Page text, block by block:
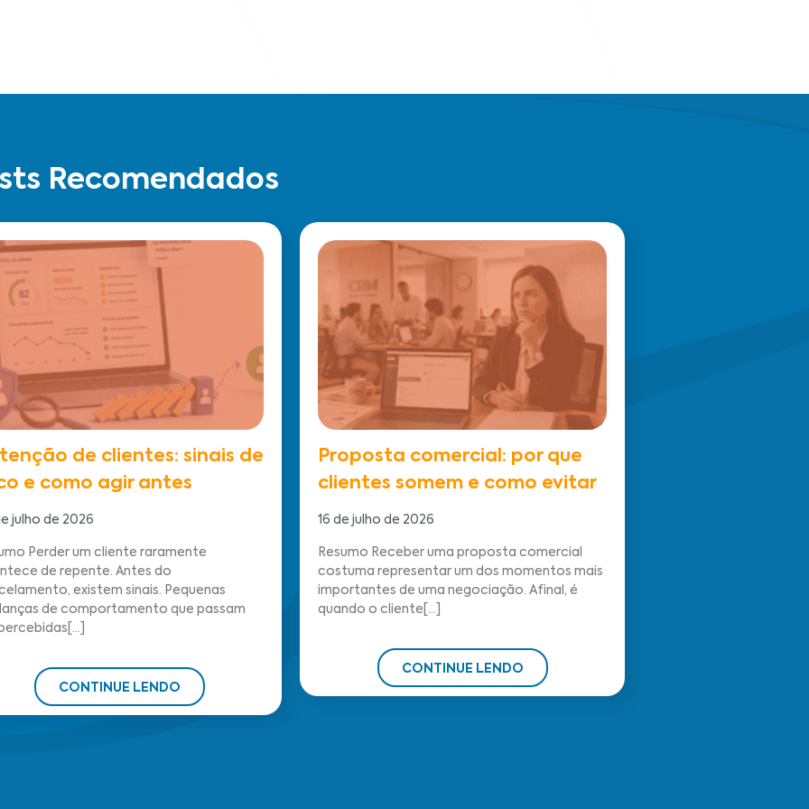
Recomendados
de clientes: sinais de
e como agir antes
julho de 2026
Perder um cliente raramente
de repente. Antes do
existem sinais. Pequenas
de comportamento que passam
CONTINUE LENDO
Proposta comercial: por que
clientes somem e como evitar
16 de julho de 2026
Resumo Receber uma proposta comercial
costuma representar um dos momentos mais
importantes de uma negociação. Afinal, é
quando o cliente[...]
CONTINUE LENDO